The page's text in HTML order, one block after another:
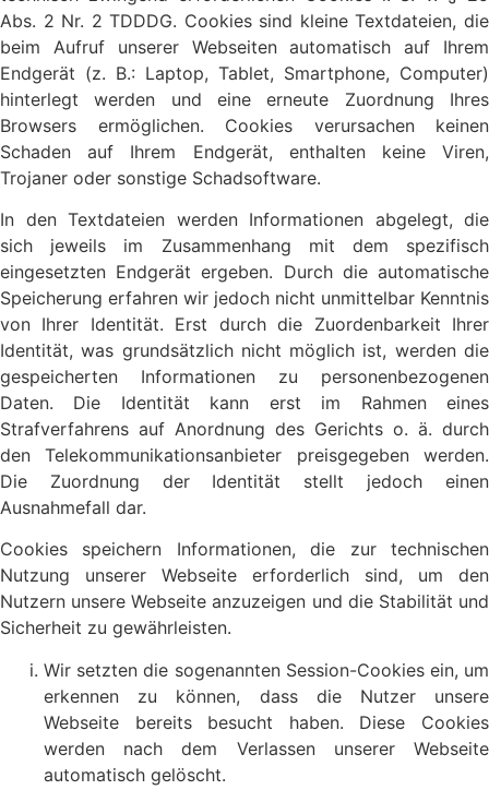
Abs. 2 Nr. 2 TDDDG. Cookies sind kleine Textdateien, die
beim Aufruf unserer Webseiten automatisch auf Ihrem
Endgerät (z. B.: Laptop, Tablet, Smartphone, Computer)
hinterlegt werden und eine erneute Zuordnung Ihres
Browsers ermöglichen. Cookies verursachen keinen
Schaden auf Ihrem Endgerät, enthalten keine Viren,
Trojaner oder sonstige Schadsoftware.
In den Textdateien werden Informationen abgelegt, die
sich jeweils im Zusammenhang mit dem spezifisch
eingesetzten Endgerät ergeben. Durch die automatische
Speicherung erfahren wir jedoch nicht unmittelbar Kenntnis
von Ihrer Identität. Erst durch die Zuordenbarkeit Ihrer
Identität, was grundsätzlich nicht möglich ist, werden die
gespeicherten Informationen zu personenbezogenen
Daten. Die Identität kann erst im Rahmen eines
Strafverfahrens auf Anordnung des Gerichts o. ä. durch
den Telekommunikationsanbieter preisgegeben werden.
Die Zuordnung der Identität stellt jedoch einen
Ausnahmefall dar.
Cookies speichern Informationen, die zur technischen
Nutzung unserer Webseite erforderlich sind, um den
Nutzern unsere Webseite anzuzeigen und die Stabilität und
Sicherheit zu gewährleisten.
Wir setzten die sogenannten Session-Cookies ein, um
erkennen zu können, dass die Nutzer unsere
Webseite bereits besucht haben. Diese Cookies
werden nach dem Verlassen unserer Webseite
automatisch gelöscht.